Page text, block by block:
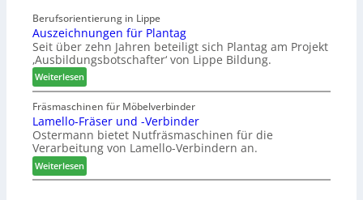
l
e
n
a
u
s
e
f
ü
r
W
e
m
h
ö
n
e
r
c
h
e
n
s
t
a
u
r
a
m
Berufsorientierung in Lippe
Auszeichnungen für Plantag
Seit über zehn Jahren beteiligt sich Plantag am Projekt
‚Ausbildungsbotschafter‘ von Lippe Bildung.
Weiterlesen:
A
u
s
z
e
c
Fräsmaschinen für Möbelverbinder
Lamello-Fräser und -Verbinder
Ostermann bietet Nutfräsmaschinen für die
Verarbeitung von Lamello-Verbindern an.
Weiterlesen:
L